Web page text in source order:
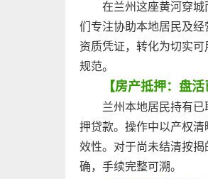
在兰州这座黄河穿
们专注协助本地居民及
资质凭证，转化为切实
规范。
【房产抵押：盘
兰州本地居民持有
押贷款。操作中以产权
效性。对于尚未结清按
确，手续完整可溯。